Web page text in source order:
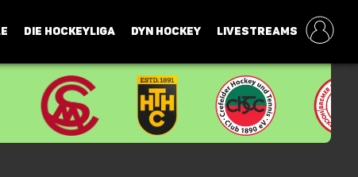
DIE HOCKEYLIGA DYN HOCKEY LIVESTREAMS